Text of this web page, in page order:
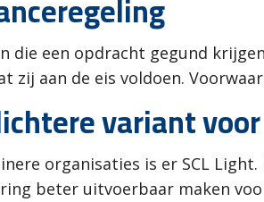
die een opdracht gegund
zij aan de eis voldoen.
variant
organisaties is er SCL
beter uitvoerbaar maken